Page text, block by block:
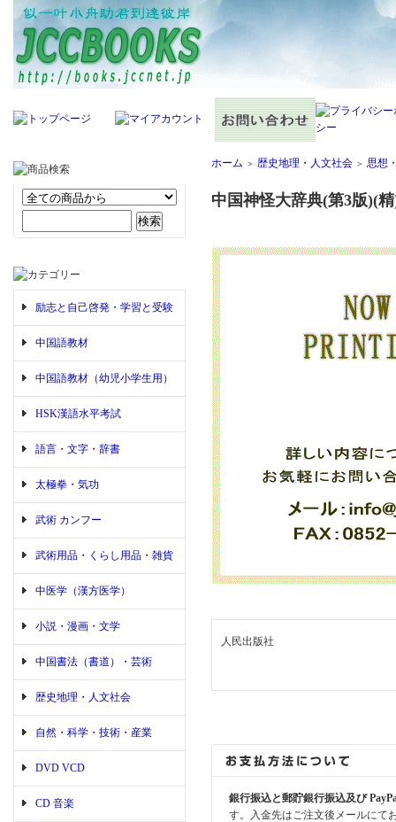
励志と自己啓発・学習と受験
中国語教材
中国語教材（幼児小学生用）
HSK漢語水平考試
語言・文字・辞書
太極拳・気功
武術 カンフー
武術用品・くらし用品・雑貨
中医学（漢方医学）
小説・漫画・文学
中国書法（書道）・芸術
歴史地理・人文社会
自然・科学・技術・産業
DVD VCD
CD 音楽
ホーム ＞ 歴史地理・人文社会 ＞ 思想
中国神怪大辞典(第3版)(
人民出版社
銀行振込と郵貯銀行振込及び
す。入金先はご注文後メールにて